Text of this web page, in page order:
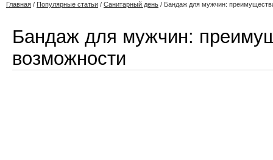
Главная / Популярные статьи / Санитарный день / Бандаж для мужчин:
Бандаж для мужчин:
возможности